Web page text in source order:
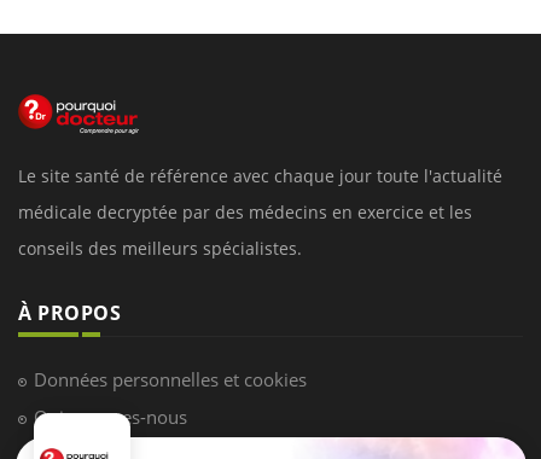
Le site santé de référence avec chaque jour toute l'actualité
médicale decryptée par des médecins en exercice et les
conseils des meilleurs spécialistes.
À PROPOS
Données personnelles et cookies
Qui sommes-nous